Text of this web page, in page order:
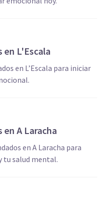
en L'Escala
en L’Escala para iniciar
A Laracha
en A Laracha para
tu salud mental.